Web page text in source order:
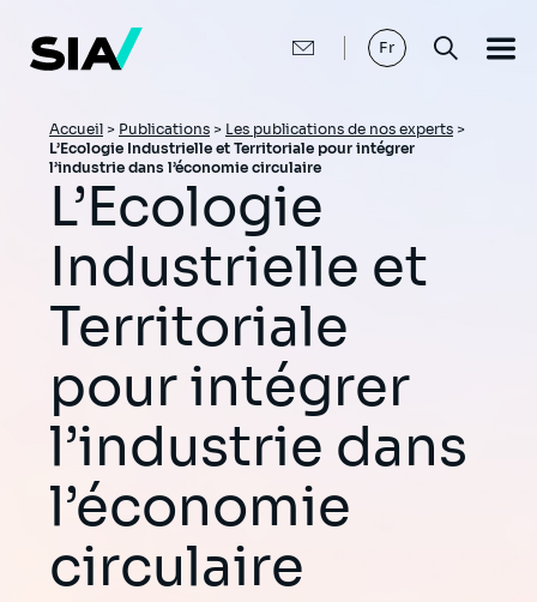
contenu
principal
Fr
Fil
d'Ariane
Accueil > Publications > Les publications de nos experts >
L’Ecologie Industrielle et Territoriale pour intégrer
l’industrie dans l’économie circulaire
L’Ecologie
Industrielle et
Territoriale
pour intégrer
l’industrie dans
l’économie
circulaire